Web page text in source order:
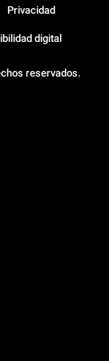
reservados.
Privacidad
digital